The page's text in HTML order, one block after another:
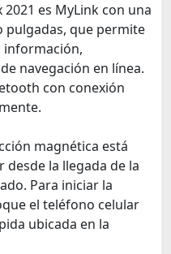
es MyLink con una
pulgadas, que permite
información,
navegación en línea.
con conexión
magnética está
la llegada de la
Para iniciar la
el teléfono celular
ubicada en la